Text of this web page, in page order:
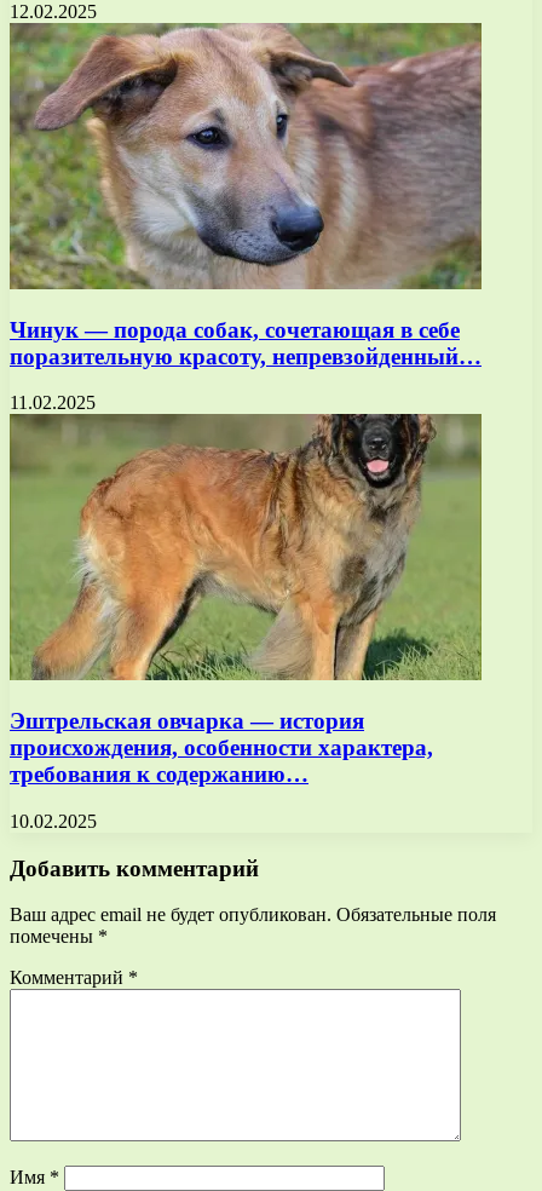
12.02.2025
Чинук — порода собак, сочетающая в себе
поразительную красоту, непревзойденный…
11.02.2025
Эштрельская овчарка — история
происхождения, особенности характера,
требования к содержанию…
10.02.2025
Добавить комментарий
Ваш адрес email не будет опубликован. Обязательные поля
помечены *
Комментарий *
Имя *